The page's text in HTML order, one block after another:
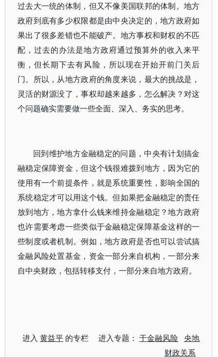
过去大一统的体制，但又不像美国联邦的体制。地方
政府到底有多少权限都是由中央决定的，地方政府如
果出了很多差错也不能破产。地方事权和财权的不匹
配，过去的办法是地方政府通过预算外的收入来平
衡，但长期下去有风险，所以现在开始开前门关后
门。所以，从地方政府的角度来说，最大的挑战是，
灵活的财源没了，事权却越来越多，怎么解决？对这
个问题确实需要做一些全面、深入、务实的思考。
回到维护地方金融稳定的问题，中央有计划搞金
融稳定保障资金，但这个钱很难拨到地方，因为它的
使用有一个前提条件，就是系统重要性，影响全国的
系统稳定才可以用这个钱。但如果把金融稳定的责任
放到地方，地方拿什么钱来维持金融稳定？地方政府
也许需要考虑一些类似于金融稳定保障基金这样的一
些制度或者机制。例如，地方政府是否也可以尝试搞
金融风险处置基金，资金一部分来自机构，一部分来
自中央财政，包括转移支付，一部分来自地方政府。
进入黄益平 的专栏 进入专题：于金融风险
央地
财政关系